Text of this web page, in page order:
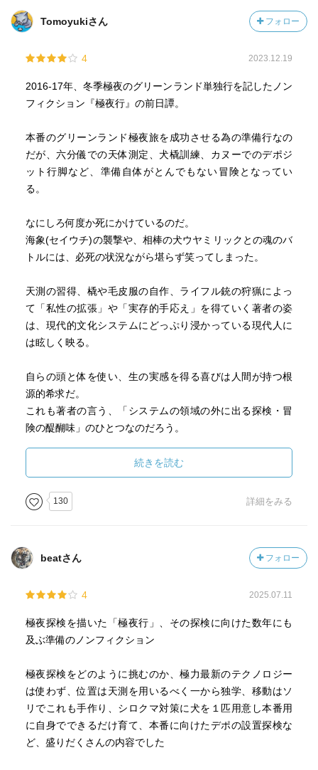
Tomoyukiさん フォロー
4 2023.12.19
2016-17年、冬季極夜のグリーンランド単独行を記したノン
フィクション『極夜行』の前日譚。
本番のグリーンランド極夜旅を成功させる為の準備行なの
だが、六分儀での天体測定、犬橇訓練、カヌーでのデポジ
ット行脚など、準備自体がとんでもない冒険となってい
る。
なにしろ何度か死にかけているのだ。
海象(セイウチ)の襲撃や、相棒の犬ウヤミリックとの魂のバ
トルには、必死の状況ながら堪らず笑ってしまった。
天測の習得、橇や毛皮服の自作、ライフル銃の狩猟によっ
て「私性の拡張」や「実存的手応え」を得ていく著者の姿
は、現代的文化システムにどっぷり浸かっている現代人に
は眩しく映る。
自らの頭と体を使い、生の実感を得る喜びは人間が持つ根
源的希求だ。
これも著者の言う、「システムの領域の外に出る探検・冒
険の醍醐味」のひとつなのだろう。
本書の読了後、また『極夜行』を読みたくなる。
続きを読む
130 詳細をみる
beatさん フォロー
4 2025.07.11
極夜探検を描いた「極夜行」、その探検に向けた数年にも
及ぶ準備のノンフィクション
極夜探検をどのように挑むのか、極力最新のテクノロジー
は使わず、位置は天測を用いるべく一から独学、移動はソ
リでこれも手作り、シロクマ対策に犬を１匹用意し本番用
に自身でできるだけ育て、本番に向けたデポの設置探検な
ど、盛りだくさんの内容でした